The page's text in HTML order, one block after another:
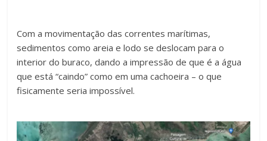
Com a movimentação das correntes marítimas,
sedimentos como areia e lodo se deslocam para o
interior do buraco, dando a impressão de que é a água
que está “caindo” como em uma cachoeira – o que
fisicamente seria impossível.